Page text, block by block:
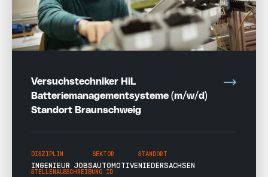
Versuchstechniker HiL
Batteriemanagementsysteme (m/w/d)
Standort Braunschweig
DISZIPLIN
INGENIEUR JOBS
SEKTOR
AUTOMOTIVE
STANDORT
NIEDERSACHSEN
STELLENAUSSCHREIBUNG ID